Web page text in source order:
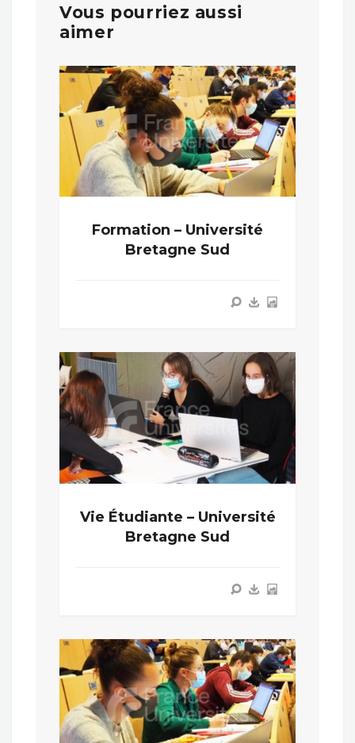
Vous pourriez aussi
aimer
Formation – Université
Bretagne Sud
Vie Étudiante – Université
Bretagne Sud